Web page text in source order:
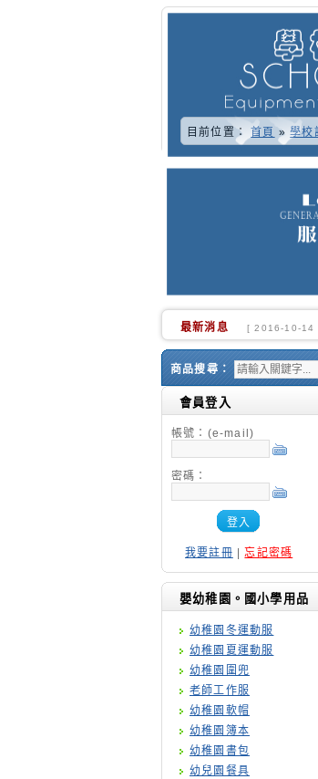
目前位置： 首頁 »學校
最新消息 [ 2016-10-02
商品搜尋：
會員登入
帳號：(e-mail)
密碼：
登入
我要註冊 |忘記密碼
嬰幼稚園。國小學用品
幼稚園冬運動服
幼稚園夏運動服
幼稚園圍兜
老師工作服
幼稚園軟帽
幼稚園簿本
幼稚園書包
幼兒園餐具